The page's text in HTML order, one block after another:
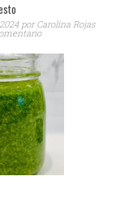
porCarolina Rojas